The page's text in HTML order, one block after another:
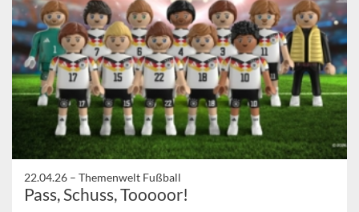
22.04.26 – Themenwelt Fußball
Pass, Schuss, Tooooor!